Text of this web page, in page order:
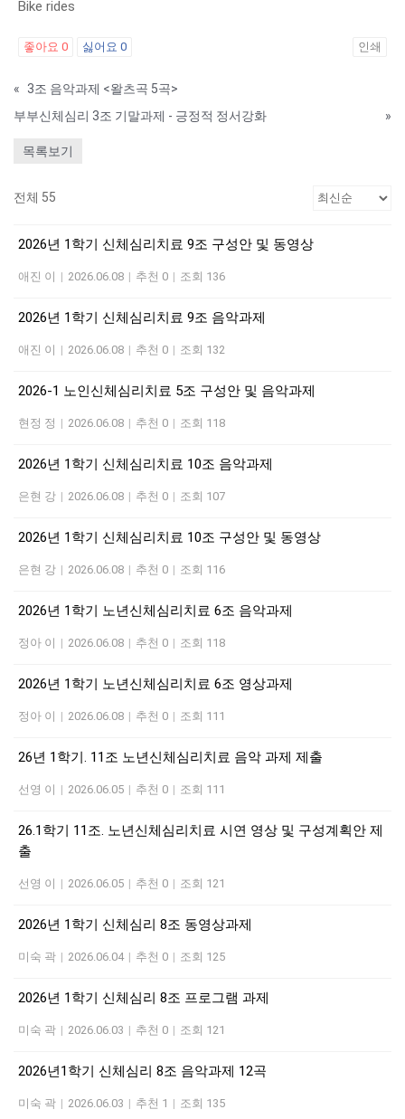
Bike rides
좋아요 0 싫어요 0 인쇄
«
3조 음악과제 <왈츠곡 5곡>
부부신체심리 3조 기말과제 - 긍정적 정서강화
»
목록보기
전체 55
2026년 1학기 신체심리치료 9조 구성안 및 동영상
애진 이 | 2026.06.08 | 추천 0 | 조회 136
2026년 1학기 신체심리치료 9조 음악과제
애진 이 | 2026.06.08 | 추천 0 | 조회 132
2026-1 노인신체심리치료 5조 구성안 및 음악과제
현정 정 | 2026.06.08 | 추천 0 | 조회 118
2026년 1학기 신체심리치료 10조 음악과제
은현 강 | 2026.06.08 | 추천 0 | 조회 107
2026년 1학기 신체심리치료 10조 구성안 및 동영상
은현 강 | 2026.06.08 | 추천 0 | 조회 116
2026년 1학기 노년신체심리치료 6조 음악과제
정아 이 | 2026.06.08 | 추천 0 | 조회 118
2026년 1학기 노년신체심리치료 6조 영상과제
정아 이 | 2026.06.08 | 추천 0 | 조회 111
26년 1학기. 11조 노년신체심리치료 음악 과제 제출
선영 이 | 2026.06.05 | 추천 0 | 조회 111
26.1학기 11조. 노년신체심리치료 시연 영상 및 구성계획안 제
출
선영 이 | 2026.06.05 | 추천 0 | 조회 121
2026년 1학기 신체심리 8조 동영상과제
미숙 곽 | 2026.06.04 | 추천 0 | 조회 125
2026년 1학기 신체심리 8조 프로그램 과제
미숙 곽 | 2026.06.03 | 추천 0 | 조회 121
2026년1학기 신체심리 8조 음악과제 12곡
미숙 곽 | 2026.06.03 | 추천 1 | 조회 135